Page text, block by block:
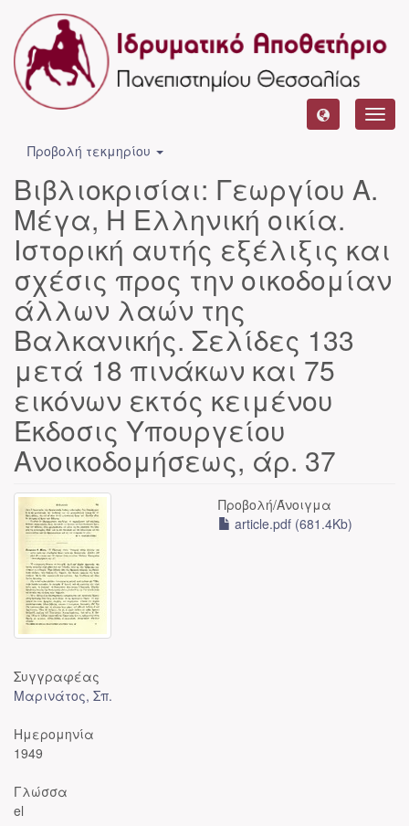
Προβολή τεκμηρίου
Βιβλιοκρισίαι: Γεωργίου Α.
Μέγα, Η Ελληνική οικία.
Ιστορική αυτής εξέλιξις και
σχέσις προς την οικοδομίαν
άλλων λαών της
Βαλκανικής. Σελίδες 133
μετά 18 πινάκων και 75
εικόνων εκτός κειμένου
Έκδοσις Υπουργείου
Ανοικοδομήσεως, άρ. 37
Προβολή/Άνοιγμα
article.pdf (681.4Kb)
Συγγραφέας
Μαρινάτος, Σπ.
Ημερομηνία
1949
Γλώσσα
el